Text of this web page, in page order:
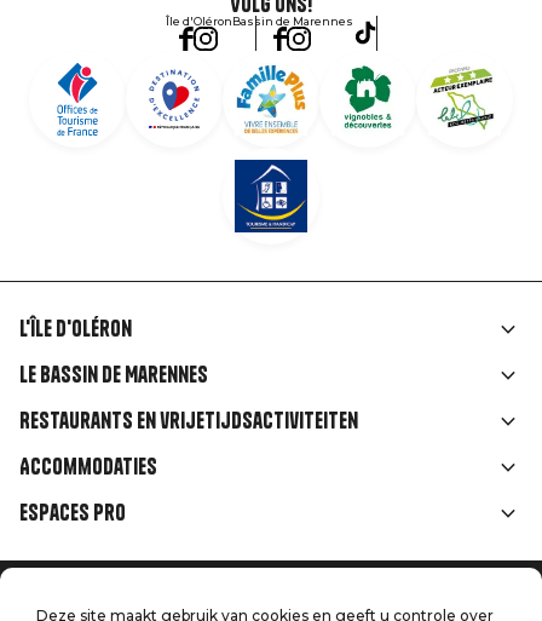
Île d'OléronBassin de Marennes
Liens
rubriques
L'île d'Oléron
Le Bassin de Marennes
Restaurants en vrijetijdsactiviteiten
Accommodaties
Espaces Pro
Deze site maakt gebruik van cookies en geeft u controle over